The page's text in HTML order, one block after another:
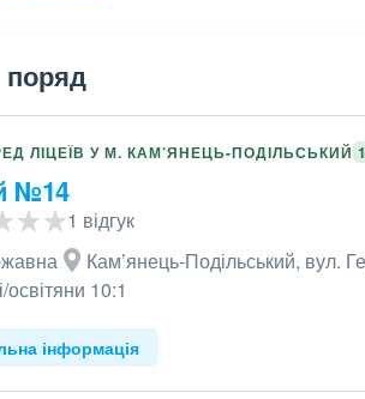
ЛІЦЕЇВ У М. КАМ’ЯНЕЦЬ-ПОДІЛЬСЬКИЙ
№14
1 відгук
Кам’янець-Подільський, вул.
освітяни 10:1
інформація